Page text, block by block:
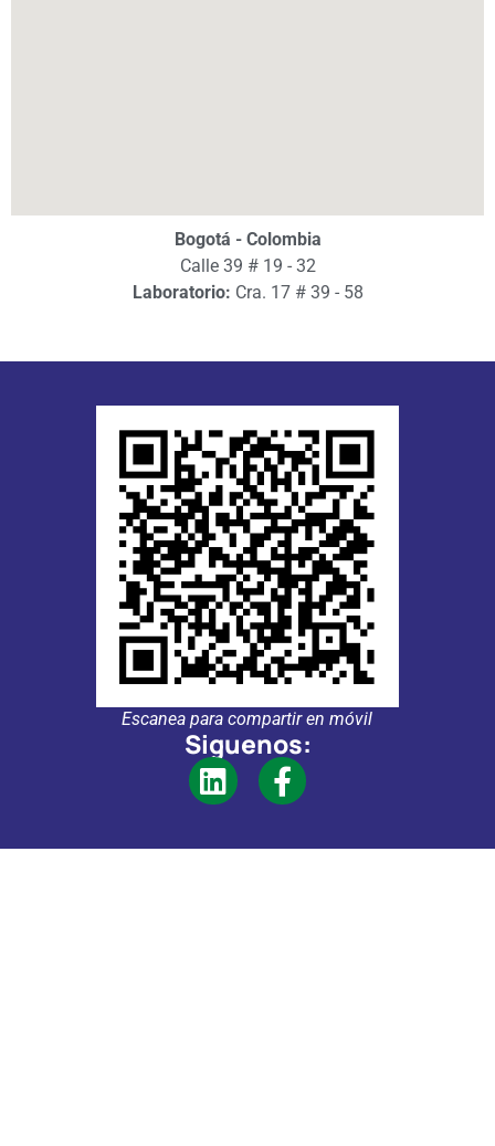
Bogotá - Colombia
Calle 39 # 19 - 32
Laboratorio: Cra. 17 # 39 - 58
Escanea para compartir en móvil
Siguenos: